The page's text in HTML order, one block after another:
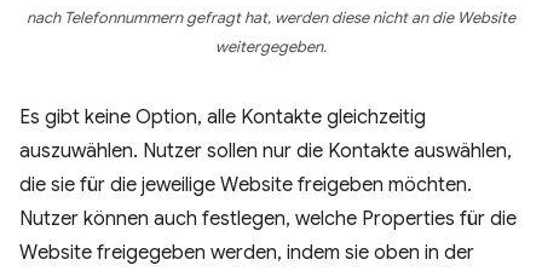
nach Telefonnummern gefragt hat, werden diese nicht an die Website
weitergegeben.
Es gibt keine Option, alle Kontakte gleichzeitig
auszuwählen. Nutzer sollen nur die Kontakte auswählen,
die sie für die jeweilige Website freigeben möchten.
Nutzer können auch festlegen, welche Properties für die
Website freigegeben werden, indem sie oben in der